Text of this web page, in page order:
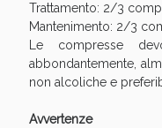
Trattamento: 2/3
Mantenimento: 2/3
Le compresse
abbondantemente,
non alcoliche e
Avvertenze